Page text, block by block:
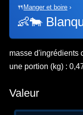
🍴 Manger et boire ›
👶🐄
masse d'ingrédients
une portion (kg) :
Valeur